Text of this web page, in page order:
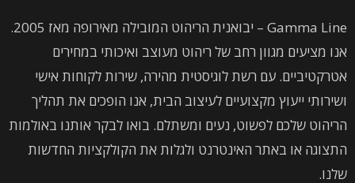
Gamma Line – יבואנית הריהוט המובילה מאירופה מאז 2005.
אנו מציעים מגוון רחב של ריהוט מעוצב ואיכותי במחירים
אטרקטיביים. עם רשת לוגיסטית מהירה, שירות לקוחות אישי
ושירותי ייעוץ מקצועיים לעיצוב הבית, אנו הופכים את תהליך
הריהוט שלכם לפשוט, נעים ומשתלם. בואו לבקר אותנו באולמות
התצוגה או באתר האינטרנט ולגלות את הקולקציות החדשות
שלנו.